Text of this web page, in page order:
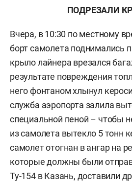
ПОДРЕЗАЛИ
Вчера, в 10:30 по местному
борт самолета поднимались
крыло лайнера врезался
результате повреждения
него фонтаном хлынул
служба аэропорта залила
специальной пеной – чтобы
из самолета вытекло 5 тонн
самолет отогнан в ангар на
которые должны были
Ту-154 в Казань, доставили